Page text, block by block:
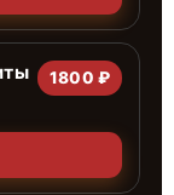
1800 ₽